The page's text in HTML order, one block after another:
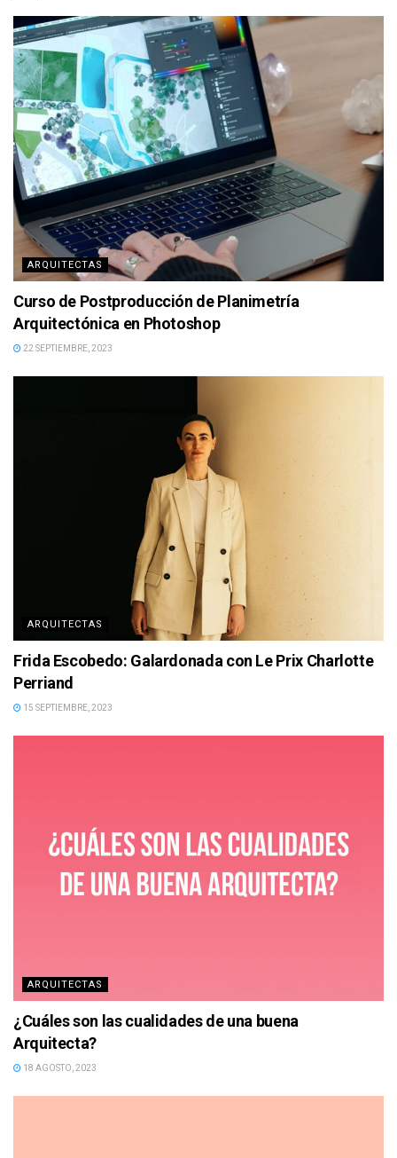
ARQUITECTAS
Curso de Postproducción de Planimetría
Arquitectónica en Photoshop
22 SEPTIEMBRE, 2023
ARQUITECTAS
Frida Escobedo: Galardonada con Le Prix Charlotte
Perriand
15 SEPTIEMBRE, 2023
ARQUITECTAS
¿Cuáles son las cualidades de una buena
Arquitecta?
18 AGOSTO, 2023